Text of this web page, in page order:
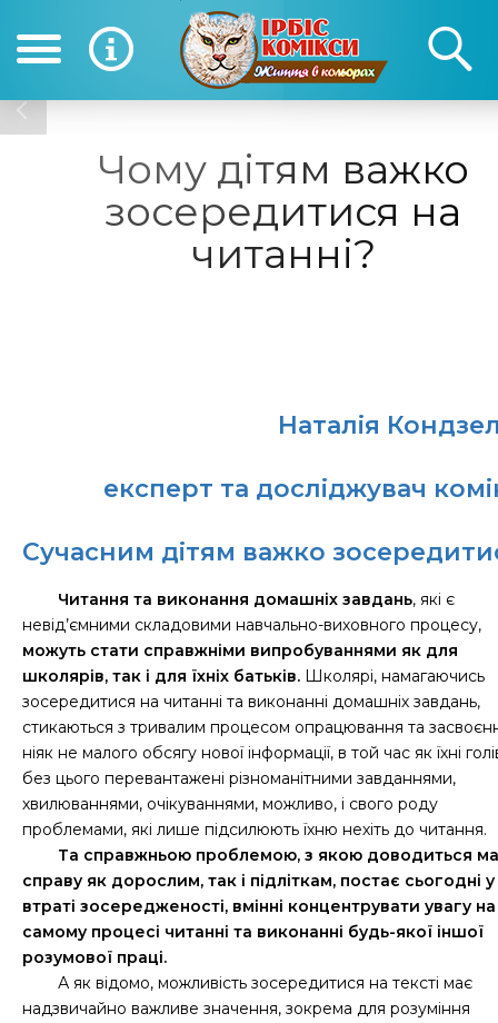
(050) 390-12-12
12-12
Чому дітям важко
зосередитися на
читанні?
Наталія
експерт та досліджувач
Сучасним дітям важко
Читання та виконання домашніх завдань, які є
невід’ємними складовими навчально-виховного процесу,
можуть стати справжніми випробуваннями як для
школярів, так і для їхніх батьків. Школярі, намагаючись
зосередитися на читанні та виконанні домашніх завдань,
стикаються з тривалим процесом опрацювання та
ніяк не малого обсягу нової інформації, в той час як їхні
без цього перевантажені різноманітними завданнями,
хвилюваннями, очікуваннями, можливо, і свого роду
проблемами, які лише підсилюють їхню нехіть до читання.
Та справжньою проблемою, з якою доводиться
справу як дорослим, так і підліткам, постає сьогодні у
втраті зосередженості, вмінні концентрувати увагу на
самому процесі читанні та виконанні будь-якої іншої
розумової праці.
А як відомо, можливість зосередитися на тексті має
надзвичайно важливе значення, зокрема для розуміння